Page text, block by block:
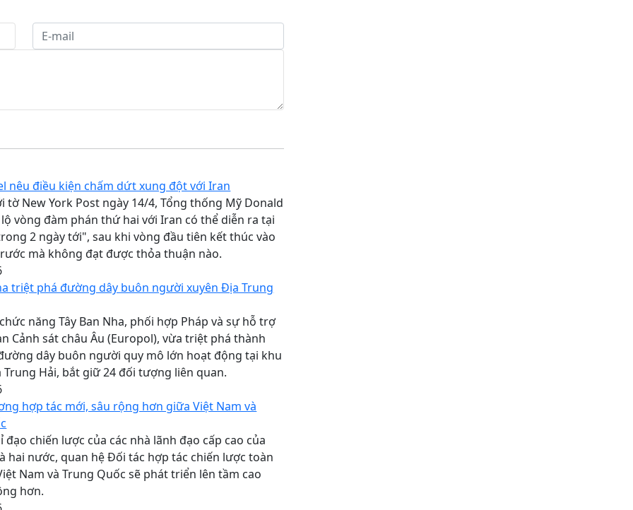
nêu điều kiện chấm dứt xung đột với Iran
tờ New York Post ngày 14/4, Tổng thống Mỹ Donald
vòng đàm phán thứ hai với Iran có thể diễn ra tại
2 ngày tới", sau khi vòng đầu tiên kết thúc vào
mà không đạt được thỏa thuận nào.
triệt phá đường dây buôn người xuyên Địa Trung
năng Tây Ban Nha, phối hợp Pháp và sự hỗ trợ
Cảnh sát châu Âu (Europol), vừa triệt phá thành
dây buôn người quy mô lớn hoạt động tại khu
Trung Hải, bắt giữ 24 đối tượng liên quan.
hợp tác mới, sâu rộng hơn giữa Việt Nam và
đạo chiến lược của các nhà lãnh đạo cấp cao của
hai nước, quan hệ Đối tác hợp tác chiến lược toàn
Nam và Trung Quốc sẽ phát triển lên tầm cao
hơn.